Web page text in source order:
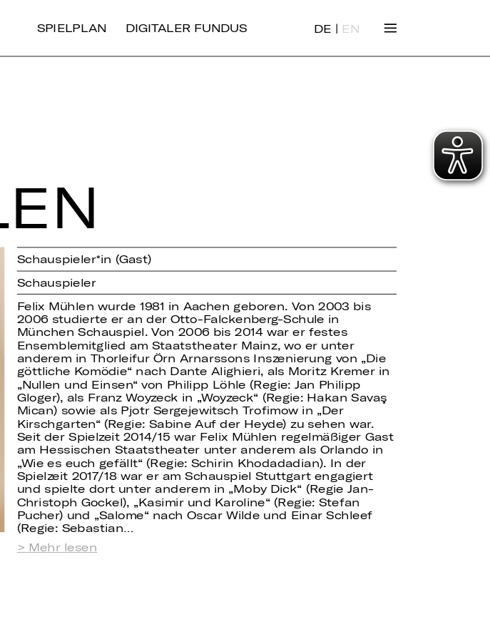
SPIELPLAN DIGITALER FUNDUS DE | EN
Schauspieler*in (Gast)
Schauspieler
Felix Mühlen wurde 1981 in Aachen geboren. Von 2003 bis
2006 studierte er an der Otto-Falckenberg-Schule in
München Schauspiel. Von 2006 bis 2014 war er festes
Ensemblemitglied am Staatstheater Mainz, wo er unter
anderem in Thorleifur Örn Arnarssons Inszenierung von „Die
göttliche Komödie“ nach Dante Alighieri, als Moritz Kremer in
„Nullen und Einsen“ von Philipp Löhle (Regie: Jan Philipp
Gloger), als Franz Woyzeck in „Woyzeck“ (Regie: Hakan Savaş
Mican) sowie als Pjotr Sergejewitsch Trofimow in „Der
Kirschgarten“ (Regie: Sabine Auf der Heyde) zu sehen war.
Seit der Spielzeit 2014/15 war Felix Mühlen regelmäßiger Gast
am Hessischen Staatstheater unter anderem als Orlando in
„Wie es euch gefällt“ (Regie: Schirin Khodadadian). In der
Spielzeit 2017/18 war er am Schauspiel Stuttgart engagiert
und spielte dort unter anderem in „Moby Dick“ (Regie Jan-
Christoph Gockel), „Kasimir und Karoline“ (Regie: Stefan
Pucher) und „Salome“ nach Oscar Wilde und Einar Schleef
(Regie: Sebastian…
Mehr lesen